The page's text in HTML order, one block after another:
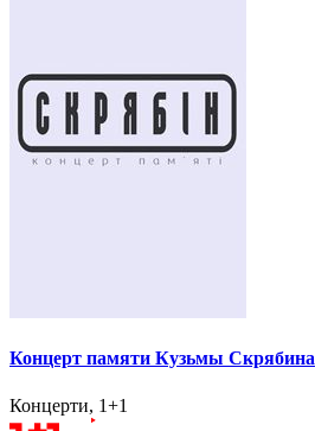
Концерт памяти Кузьмы Скрябина
Концерти, 1+1